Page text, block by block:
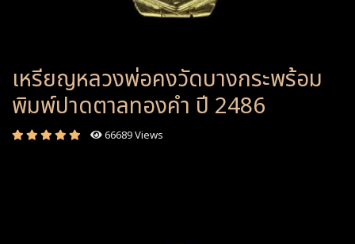
เหรียญหลวงพ่อคงวัดบางกระพร้อม
พิมพ์ปาดตาลทองคำ ปี 2486
66689 Views